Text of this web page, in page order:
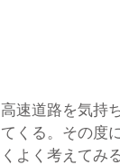
高速道路を気持
てくる。その度
くよく考えてみ